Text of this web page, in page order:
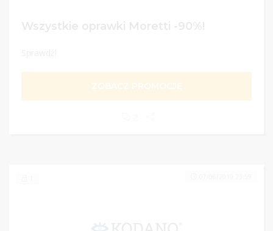
ZOBACZ PROMOCJĘ